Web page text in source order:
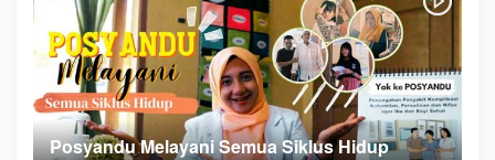
Posyandu Melayani Semua Siklus Hidup